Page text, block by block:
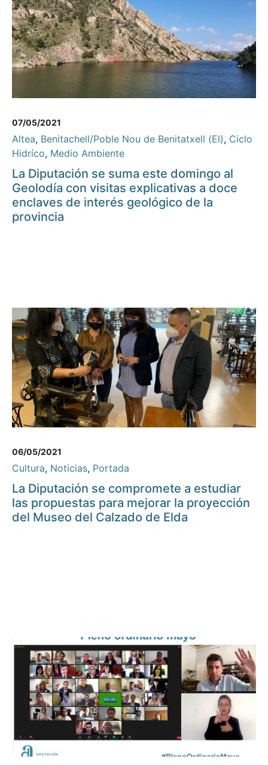
07/05/2021
Altea, Benitachell/Poble Nou de Benitatxell (El), Ciclo
Hidríco, Medio Ambiente
La Diputación se suma este domingo al
Geolodía con visitas explicativas a doce
enclaves de interés geológico de la
provincia
06/05/2021
Cultura, Noticias, Portada
La Diputación se compromete a estudiar
las propuestas para mejorar la proyección
del Museo del Calzado de Elda